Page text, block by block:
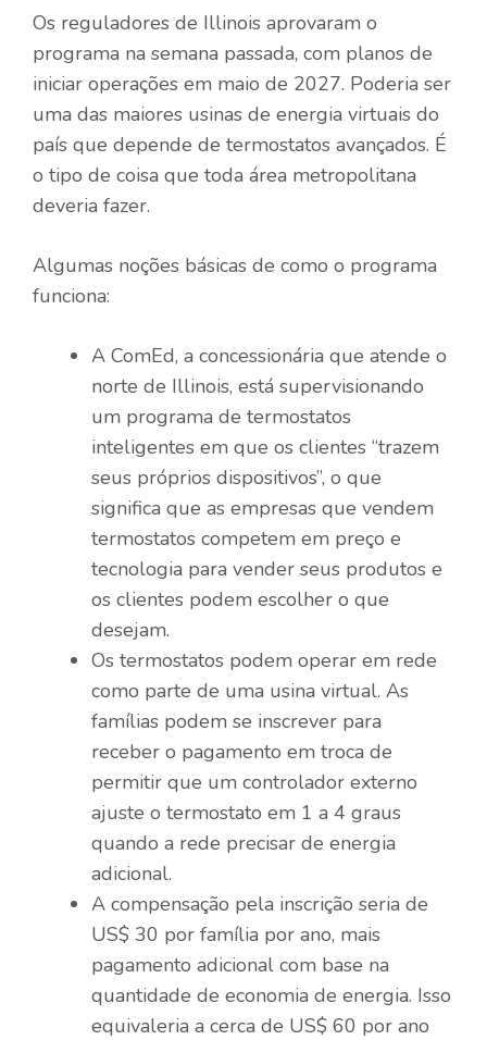
Os reguladores de Illinois aprovaram o
programa na semana passada, com planos de
iniciar operações em maio de 2027. Poderia ser
uma das maiores usinas de energia virtuais do
país que depende de termostatos avançados. É
o tipo de coisa que toda área metropolitana
deveria fazer.
Algumas noções básicas de como o programa
funciona:
A ComEd, a concessionária que atende o
norte de Illinois, está supervisionando
um programa de termostatos
inteligentes em que os clientes “trazem
seus próprios dispositivos”, o que
significa que as empresas que vendem
termostatos competem em preço e
tecnologia para vender seus produtos e
os clientes podem escolher o que
desejam.
Os termostatos podem operar em rede
como parte de uma usina virtual. As
famílias podem se inscrever para
receber o pagamento em troca de
permitir que um controlador externo
ajuste o termostato em 1 a 4 graus
quando a rede precisar de energia
adicional.
A compensação pela inscrição seria de
US$ 30 por família por ano, mais
pagamento adicional com base na
quantidade de economia de energia. Isso
equivaleria a cerca de US$ 60 por ano